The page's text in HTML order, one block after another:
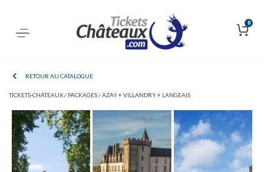
0
RETOUR AU CATALOGUE
TICKETS-CHÂTEAUX / PACKAGES /AZAY + VILLANDRY + LANGEAIS